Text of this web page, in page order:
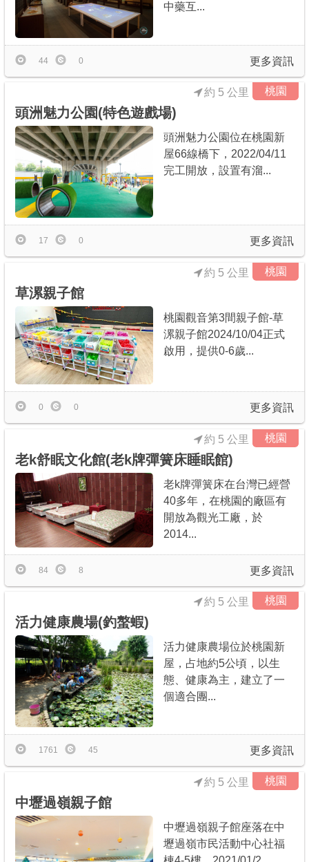
中藥互...
更多資訊
44 0
桃園
頭洲魅力公園(特色遊戲場)
約 5 公里
頭洲魅力公園位在桃園新
屋66線橋下，2022/04/11
完工開放，設置有溜...
更多資訊
17 0
桃園
草漯親子館
約 5 公里
桃園觀音第3間親子館-草
漯親子館2024/10/04正式
啟用，提供0-6歲...
更多資訊
0 0
桃園
老k舒眠文化館(老k牌彈簧床睡眠館)
約 5 公里
老k牌彈簧床在台灣已經營
40多年，在桃園的廠區有
開放為觀光工廠，於
2014...
更多資訊
84 8
桃園
活力健康農場(釣螯蝦)
約 5 公里
活力健康農場位於桃園新
屋，占地約5公頃，以生
態、健康為主，建立了一
個適合團...
更多資訊
1761 45
桃園
中壢過嶺親子館
約 5 公里
中壢過嶺親子館座落在中
壢過嶺市民活動中心社福